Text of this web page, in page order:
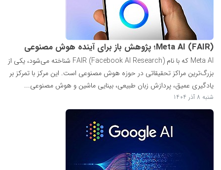
Meta AI (FAIR)؛ پژوهش باز برای آینده هوش مصنوعی
Meta AI که با نام FAIR (Facebook AI Research) شناخته می‌شود، یکی از
بزرگ‌ترین مراکز تحقیقاتی در حوزه هوش مصنوعی است. این مرکز با تمرکز بر
یادگیری عمیق، پردازش زبان طبیعی، بینایی ماشین و هوش مصنوعی...
شنبه 8 آذر 1404